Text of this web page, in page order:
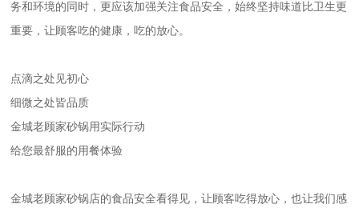
务和环境的同时，更应该加强关注食品安全，始终坚持味道比卫生更
重要，让顾客吃的健康，吃的放心。
点滴之处见初心
细微之处皆品质
金城老顾家砂锅用实际行动
给您最舒服的用餐体验
金城老顾家砂锅店的食品安全看得见，让顾客吃得放心，也让我们感